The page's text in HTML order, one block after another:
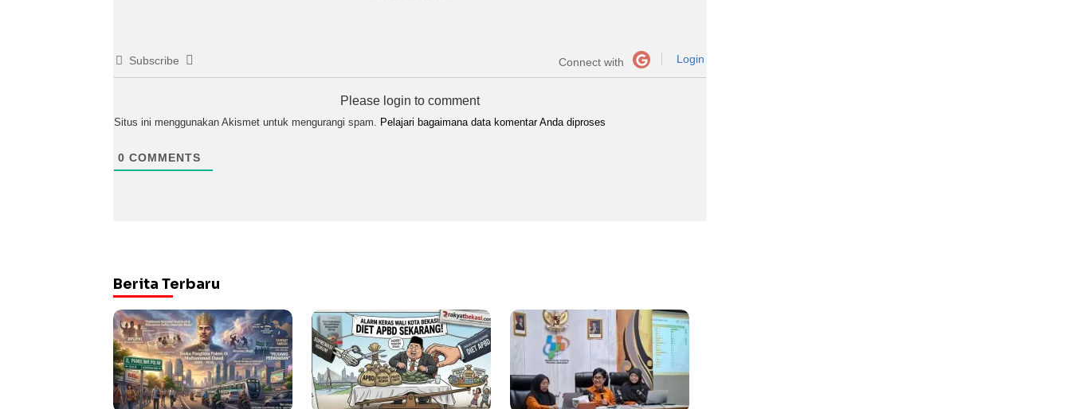
Subscribe Connect with Login
Please login to comment
Situs ini menggunakan Akismet untuk mengurangi spam. Pelajari bagaimana data komentar Anda diproses
0 COMMENTS
Berita Terbaru